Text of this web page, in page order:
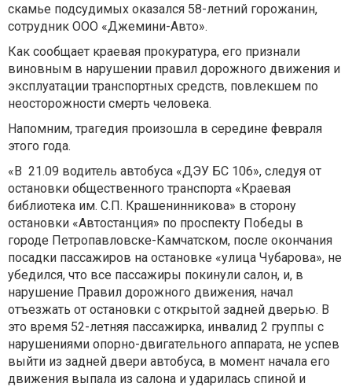
скамье подсудимых оказался 58-летний горожанин,
сотрудник ООО «Джемини-Авто».
Как сообщает краевая прокуратура, его признали
виновным в нарушении правил дорожного движения и
эксплуатации транспортных средств, повлекшем по
неосторожности смерть человека.
Напомним, трагедия произошла в середине февраля
этого года.
«В 21.09 водитель автобуса «ДЭУ БС 106», следуя от
остановки общественного транспорта «Краевая
библиотека им. С.П. Крашенинникова» в сторону
остановки «Автостанция» по проспекту Победы в
городе Петропавловске-Камчатском, после окончания
посадки пассажиров на остановке «улица Чубарова», не
убедился, что все пассажиры покинули салон, и, в
нарушение Правил дорожного движения, начал
отъезжать от остановки с открытой задней дверью. В
это время 52-летняя пассажирка, инвалид 2 группы с
нарушениями опорно-двигательного аппарата, не успев
выйти из задней двери автобуса, в момент начала его
движения выпала из салона и ударилась спиной и